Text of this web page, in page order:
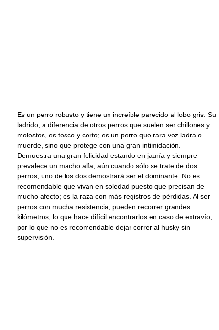
Es un perro robusto y tiene un increíble parecido al lobo gris. Su
ladrido, a diferencia de otros perros que suelen ser chillones y
molestos, es tosco y corto; es un perro que rara vez ladra o
muerde, sino que protege con una gran intimidación.
Demuestra una gran felicidad estando en jauría y siempre
prevalece un macho alfa; aún cuando sólo se trate de dos
perros, uno de los dos demostrará ser el dominante. No es
recomendable que vivan en soledad puesto que precisan de
mucho afecto; es la raza con más registros de pérdidas. Al ser
perros con mucha resistencia, pueden recorrer grandes
kilómetros, lo que hace difícil encontrarlos en caso de extravío,
por lo que no es recomendable dejar correr al husky sin
supervisión.